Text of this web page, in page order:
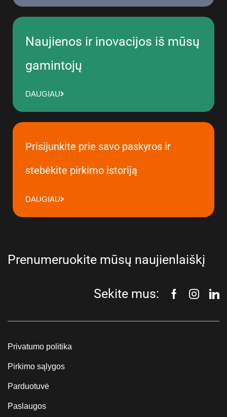
Naujienos ir inovacijos iš mūsų
gamintojų
DAUGIAU
Prisijunkite prie savo paskyros ir
stebėkite pirkimo istoriją
DAUGIAU
Prenumeruokite mūsų naujienlaiškį
Sekite mus:
Privatumo politika
Pirkimo sąlygos
Parduotuvė
Paslaugos